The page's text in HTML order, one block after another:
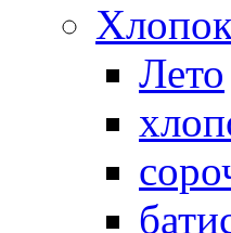
Хлопок
Лето